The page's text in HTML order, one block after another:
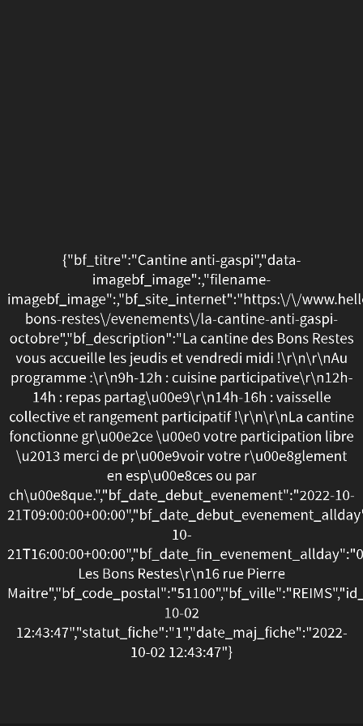
{"bf_titre":"Cantine anti-gaspi","data-
imagebf_image":,"filename-
imagebf_image":,"bf_site_internet":"https:\/\/
bons-restes\/evenements\/la-cantine-anti-gaspi-
octobre","bf_description":"La cantine des Bons Restes
vous accueille les jeudis et vendredi midi !\r\n\r\nAu
programme :\r\n9h-12h : cuisine participative\r\n12h-
14h : repas partag\u00e9\r\n14h-16h : vaisselle
collective et rangement participatif !\r\n\r\nLa cantine
fonctionne gr\u00e2ce \u00e0 votre participation libre
\u2013 merci de pr\u00e9voir votre r\u00e8glement
en esp\u00e8ces ou par
ch\u00e8que.","bf_date_debut_evenement":"2022-10-
10-
Les Bons Restes\r\n16 rue Pierre
10-02
12:43:47","statut_fiche":"1","date_maj_fiche":"2022-
10-02 12:43:47"}
cantine-
anti-
gaspi-
cantine
des
Bons
Restes
vous
accueille
les
jeudis